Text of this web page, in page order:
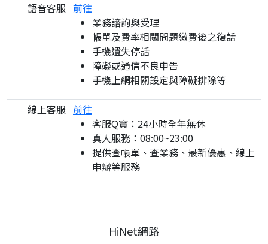
語音客服 前往
業務諮詢與受理
帳單及費率相關問題繳費後之復話
手機遺失停話
障礙或通信不良申告
手機上網相關設定與障礙排除等
線上客服 前往
客服Q寶：24小時全年無休
真人服務：08:00~23:00
提供查帳單、查業務、最新優惠、線上
申辦等服務
HiNet網路